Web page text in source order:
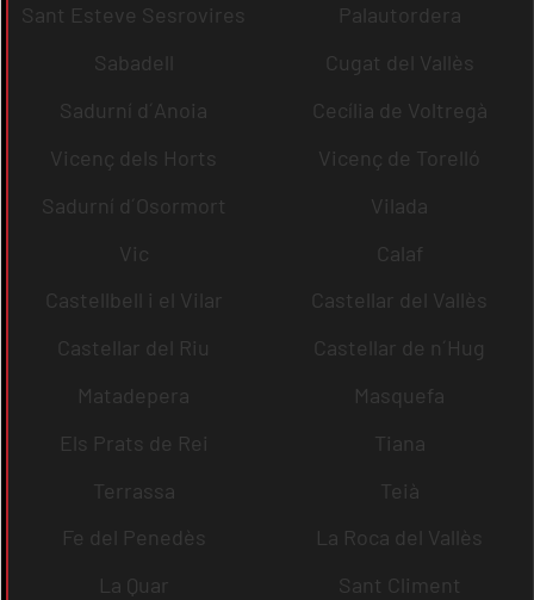
Sant Esteve Sesrovires
Palautordera
Sabadell
Cugat del Vallès
Sadurní d´Anoia
Cecília de Voltregà
Vicenç dels Horts
Vicenç de Torelló
Sadurní d´Osormort
Vilada
Vic
Calaf
Castellbell i el Vilar
Castellar del Vallès
Castellar del Riu
Castellar de n´Hug
Matadepera
Masquefa
Els Prats de Rei
Tiana
Terrassa
Teià
Fe del Penedès
La Roca del Vallès
La Quar
Sant Climent